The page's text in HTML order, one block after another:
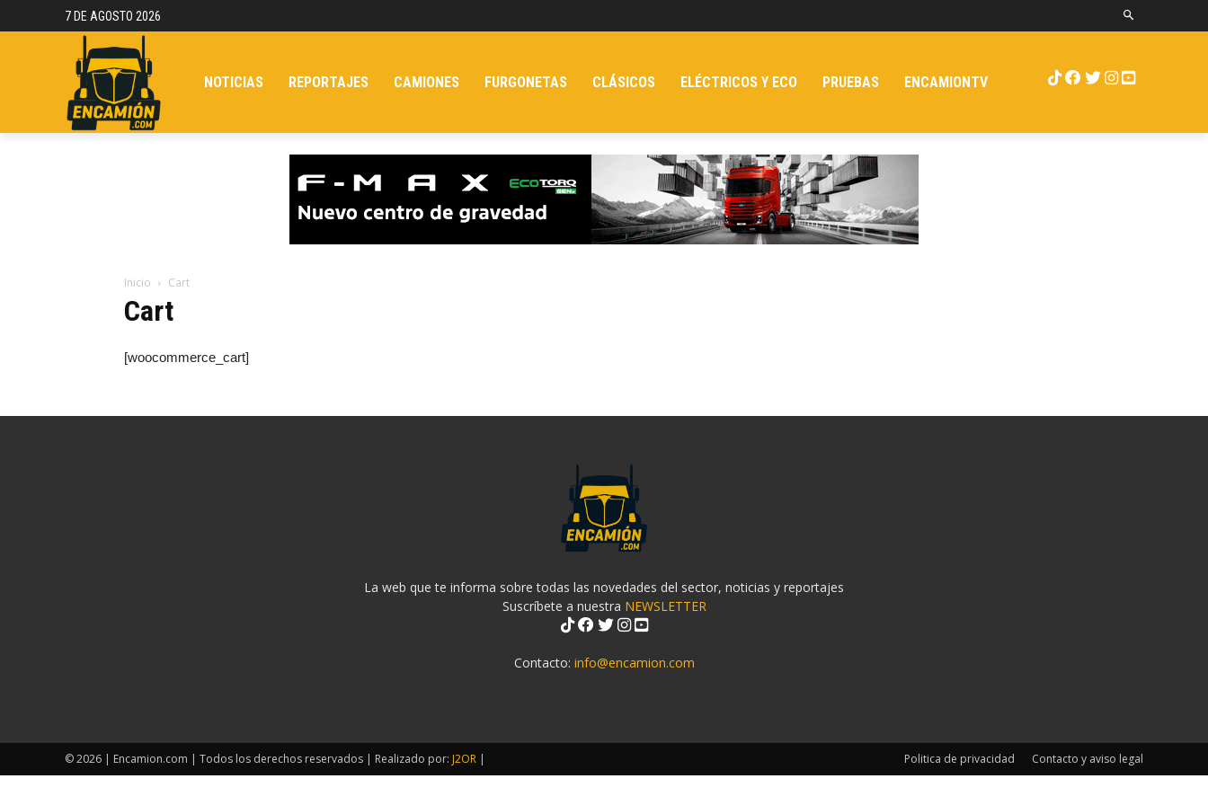
7 DE AGOSTO 2026
NOTICIAS REPORTAJES CAMIONES FURGONETAS CLÁSICOS ELÉCTRICOS Y ECO PRUEBAS ENCAMIONTV
Inicio Cart
Cart
[woocommerce_cart]
La web que te informa sobre todas las novedades del sector, noticias y reportajes
Suscríbete a nuestra NEWSLETTER
Contacto: info@encamion.com
Politica de privacidad Contacto y aviso legal
© 2026 | Encamion.com | Todos los derechos reservados | Realizado por: J2OR |